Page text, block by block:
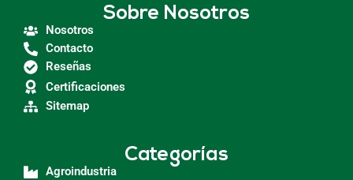
Sobre Nosotros
Nosotros
Contacto
Reseñas
Certificaciones
Sitemap
Categorías
Agroindustria